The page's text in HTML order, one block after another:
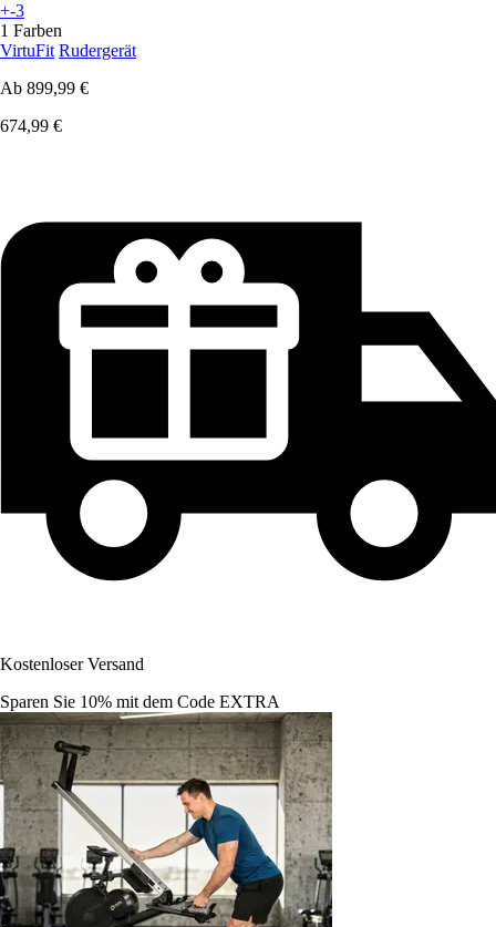
+-3
1 Farben
VirtuFit Rudergerät
Ab 899,99 €
674,99 €
Kostenloser Versand
Sparen Sie 10% mit dem Code EXTRA